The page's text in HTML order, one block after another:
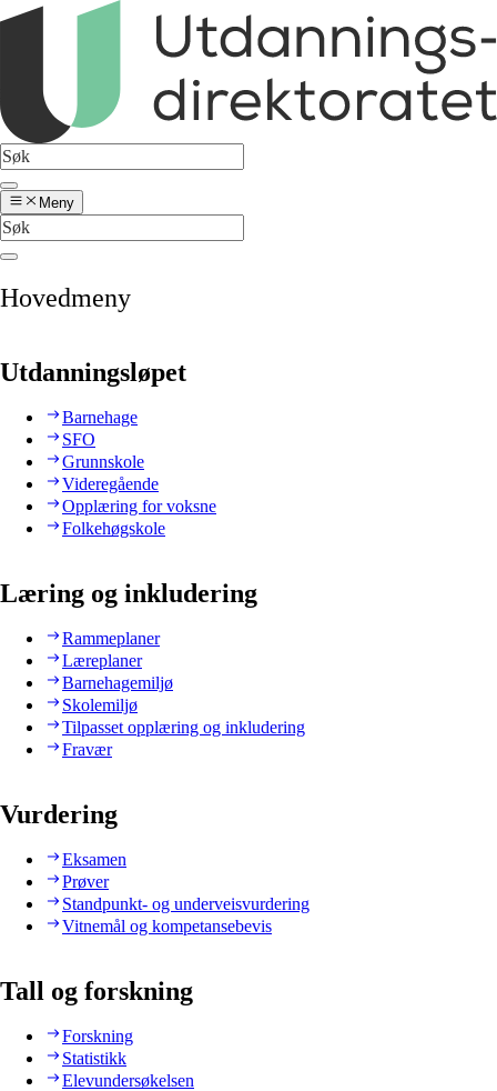
Meny
Hovedmeny
Utdanningsløpet
Barnehage
SFO
Grunnskole
Videregående
Opplæring for voksne
Folkehøgskole
Læring og inkludering
Rammeplaner
Læreplaner
Barnehagemiljø
Skolemiljø
Tilpasset opplæring og inkludering
Fravær
Vurdering
Eksamen
Prøver
Standpunkt- og underveisvurdering
Vitnemål og kompetansebevis
Tall og forskning
Forskning
Statistikk
Elevundersøkelsen